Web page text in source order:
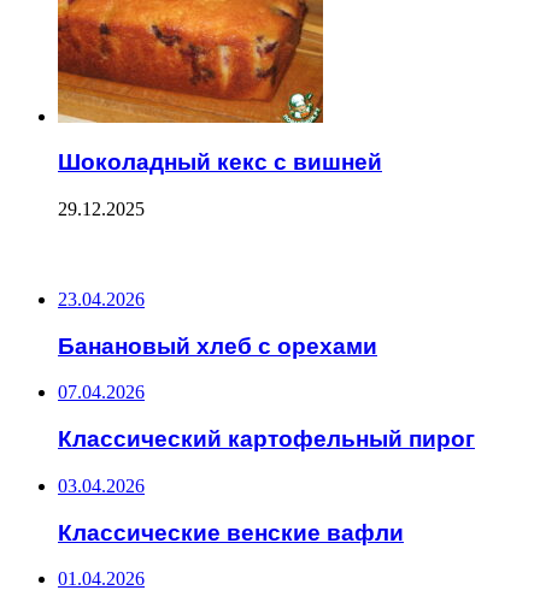
Шоколадный кекс с вишней
29.12.2025
23.04.2026
Банановый хлеб с орехами
07.04.2026
Классический картофельный пирог
03.04.2026
Классические венские вафли
01.04.2026